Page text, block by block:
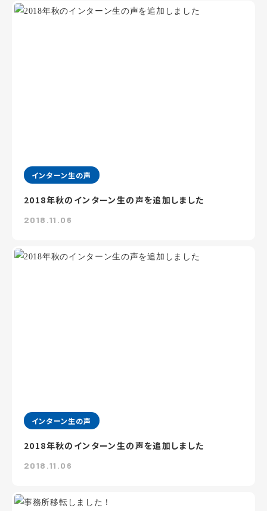
インターン生の声
2018年秋のインターン生の声を追加しました
2018.11.06
インターン生の声
2018年秋のインターン生の声を追加しました
2018.11.06